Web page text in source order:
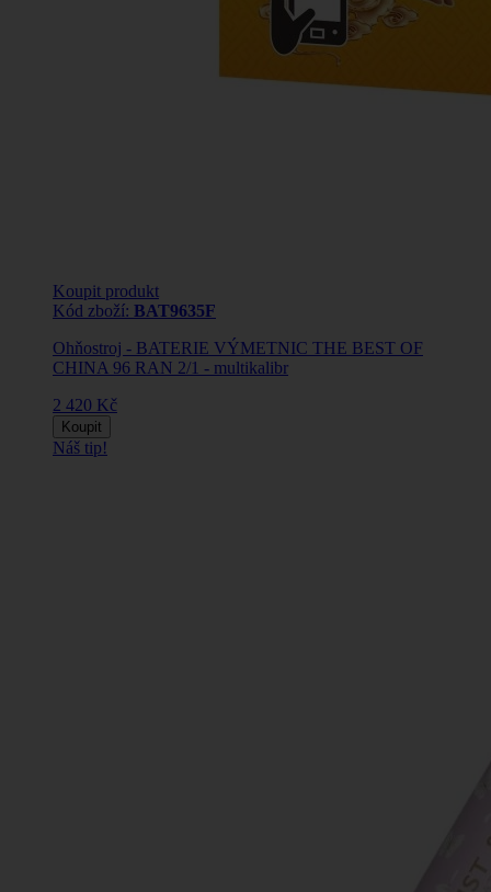
Koupit produkt
Kód zboží: BAT9635F
Ohňostroj - BATERIE VÝMETNIC THE BEST OF
CHINA 96 RAN 2/1 - multikalibr
2 420 Kč
Koupit
Náš tip!